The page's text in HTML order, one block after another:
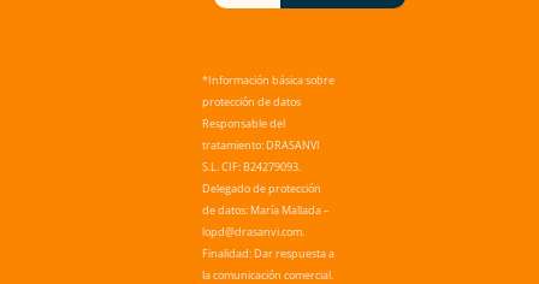
*Información básica sobre
protección de datos
Responsable del
tratamiento: DRASANVI
S.L. CIF: B24279093.
Delegado de protección
de datos: María Mallada –
lopd@drasanvi.com.
Finalidad: Dar respuesta a
la comunicación comercial.